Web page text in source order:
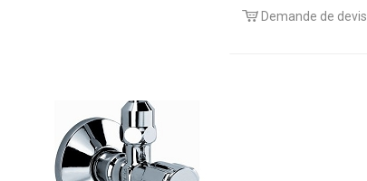
Demande de devis